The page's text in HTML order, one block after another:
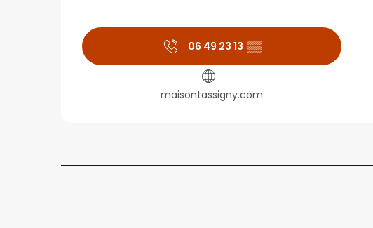
06 49 23 13 ▒▒
maisontassigny.com